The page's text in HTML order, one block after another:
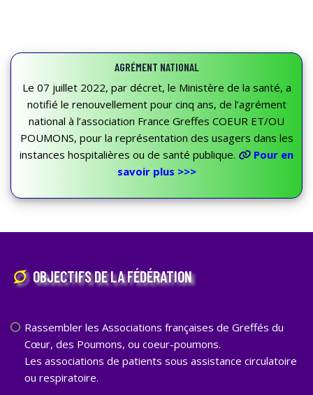
AGRÉMENT NATIONAL
Le 07 juillet 2022, par décret, le Ministère de la santé, a
notifié le renouvellement pour cinq ans, de l’agrément
national à l’association France Greffes COEUR ET/OU
POUMONS, pour la représentation des usagers dans les
instances hospitalières ou de santé publique.
Pour en
savoir plus >>>
OBJECTIFS DE LA FÉDÉRATION
Rassembler les Associations françaises de Greffés du
Cœur, des Poumons, ou coeur-poumons.
Les associations de patients sous assistance circulatoire
ou respiratoire.